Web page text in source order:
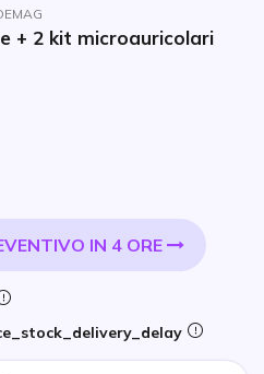
+ 2 kit microauricolari
IN 4 ORE